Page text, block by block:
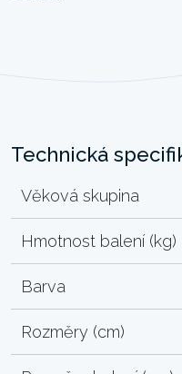
Technická
Věková skupina
Hmotnost balení (kg)
Barva
Rozměry (cm)